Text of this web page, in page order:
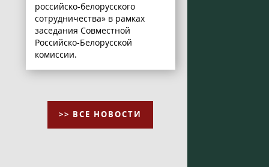
российско-белорусского
сотрудничества» в рамках
заседания Совместной
Российско-Белорусской
комиссии.
>> ВСЕ НОВОСТИ